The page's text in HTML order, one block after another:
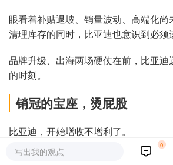
眼看着补贴退坡、销量波动、高端化尚
清理库存的同时，比亚迪也意识到必须
品牌升级、出海两场硬仗在前，比亚
的时刻。
销冠的宝座，烫屁股
比亚迪，开始增收不增利了。
从全年数据来看，2025年比亚迪实现营
写出我的观点
0